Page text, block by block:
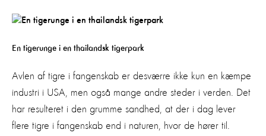
En tigerunge i en thailandsk tigerpark
Avlen af tigre i fangenskab er desværre ikke kun en kæmpe
industri i USA, men også mange andre steder i verden. Det
har resulteret i den grumme sandhed, at der i dag lever
flere tigre i fangenskab end i naturen, hvor de hører til.